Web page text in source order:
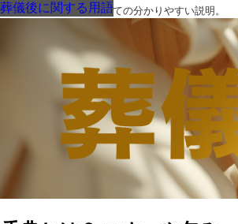
葬儀・葬式・法要についての分かりやすい説明。
葬儀後に関する用語
葬儀後に関する用語
葬儀後に関する用語
葬儀後に関する用語
葬儀後に関する用語
葬儀後に関する用語
葬儀後に関する用語